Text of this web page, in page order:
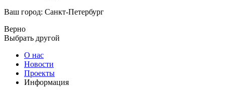
Ваш город: Санкт-Петербург
Верно
Выбрать другой
О нас
Новости
Проекты
Информация